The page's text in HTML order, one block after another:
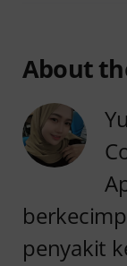
About
penyakit